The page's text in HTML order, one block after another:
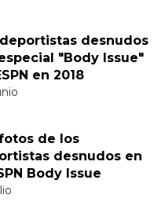
deportistas desnudos
"Body Issue"
en 2018
de los
desnudos en
Body Issue